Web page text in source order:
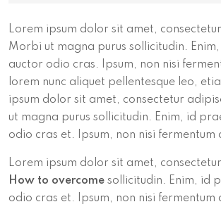
Lorem ipsum dolor sit amet,
Morbi ut magna purus sollicitudin.
auctor odio cras. Ipsum, non nisi
lorem nunc aliquet pellentesque leo,
ipsum dolor sit amet, consectetur
ut magna purus sollicitudin. Enim, id
odio cras et. Ipsum, non nisi fermentum
Lorem ipsum dolor sit amet,
How to overcome sollicitudin. Enim, id
odio cras et. Ipsum, non nisi fermentum